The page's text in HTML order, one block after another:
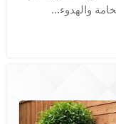
والهدوء...